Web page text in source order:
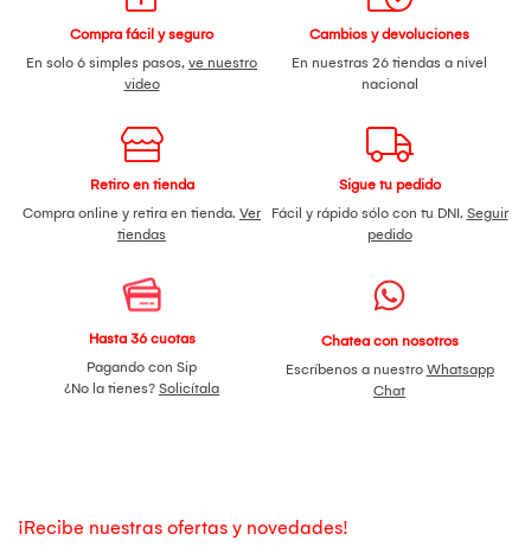
Compra fácil y seguro
En solo 6 simples pasos, ve nuestro
video
Cambios y devoluciones
En nuestras 26 tiendas a nivel
nacional
Retiro en tienda
Compra online y retira en tienda. Ver
tiendas
Sigue tu pedido
Fácil y rápido sólo con tu DNI. Seguir
pedido
Hasta 36 cuotas
Pagando con Sip
¿No la tienes? Solicítala
Chatea con nosotros
Escríbenos a nuestro Whatsapp
Chat
¡Recibe nuestras ofertas y novedades!